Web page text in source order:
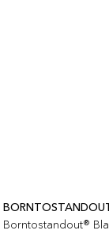
Borntostandout®